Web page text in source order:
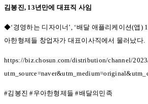
김봉진, 13년만에 대표직 사임
◆‘경영하는 디자이너’, ‘배달 애플리케이션(앱 ) 1
아한형제들 창업자가 대표이사직에서 물러났다.
https://biz.chosun.com/distribution/channel/
#김봉진#우아한형제들#배달의민족